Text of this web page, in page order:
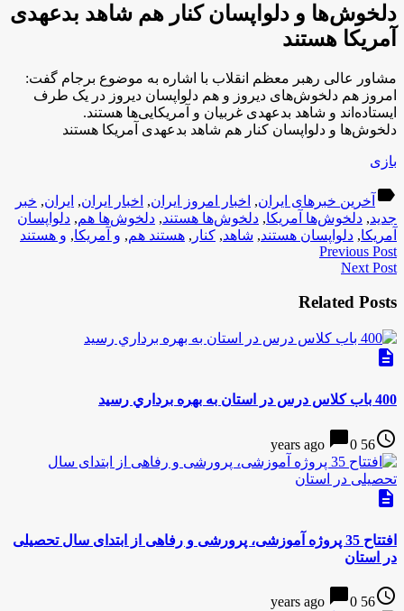
دلخوش‌ها و دلواپسان کنار هم شاهد بدعهدی
آمریکا هستند
مشاور عالی رهبر معظم انقلاب با اشاره به موضوع برجام گفت:
امروز هم دلخوش‌های دیروز و هم دلواپسان دیروز در یک طرف
ایستاده‌اند و شاهد بدعهدی غربیان و آمریکایی‌ها هستند.
دلخوش‌ها و دلواپسان کنار هم شاهد بدعهدی آمریکا هستند
بازی
label آخرین خبرهای ایران, اخبار امروز ایران, اخبار ایران, ایران, خبر
جدید, دلخوش‌ها آمریکا, دلخوش‌ها هستند, دلخوش‌ها هم, دلواپسان
آمریکا, دلواپسان هستند, شاهد, کنار , هستند هم, و آمریکا, و هستند
Previous Post
Next Post
Related Posts
description
400 باب كلاس درس در استان به بهره برداري رسيد
access_time
56 years ago
chat_bubble0
description
افتتاح 35 پروژه آموزشی، پرورشی و رفاهی از ابتدای سال تحصیلی
در استان
access_time
56 years ago
chat_bubble0